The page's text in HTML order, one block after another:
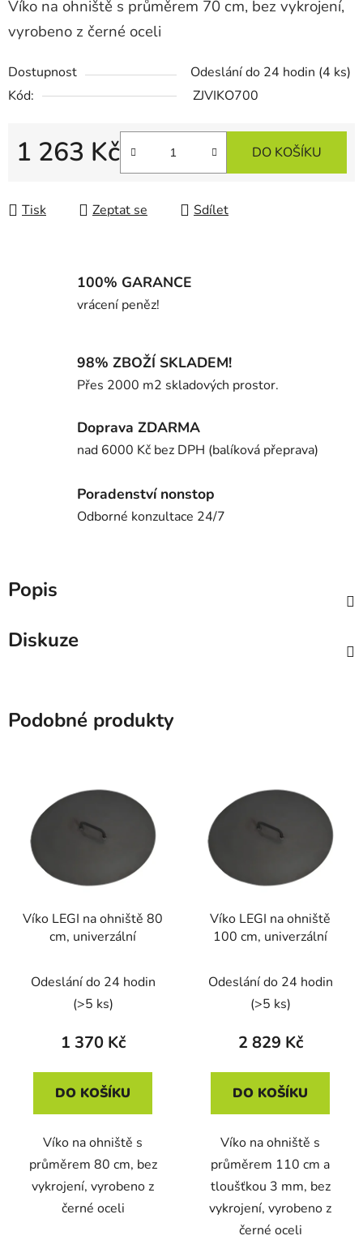
Víko na ohniště s průměrem 70 cm, bez vykrojení,
vyrobeno z černé oceli
Dostupnost Odeslání do 24 hodin (4 ks)
Kód:
ZJVIKO700
1 263 Kč DO KOŠÍKU
Tisk Zeptat se Sdílet
100% GARANCE
vrácení peněz!
98% ZBOŽÍ SKLADEM!
Přes 2000 m2 skladových prostor.
Doprava ZDARMA
nad 6000 Kč bez DPH (balíková přeprava)
Poradenství nonstop
Odborné konzultace 24/7
Popis
Diskuze
Podobné produkty
Víko LEGI na ohniště 80
cm, univerzální
Odeslání do 24 hodin
(>5 ks)
1 370 Kč
DO KOŠÍKU
Víko na ohniště s
průměrem 80 cm, bez
vykrojení, vyrobeno z
černé oceli
Víko LEGI na ohniště
100 cm, univerzální
Odeslání do 24 hodin
(>5 ks)
2 829 Kč
DO KOŠÍKU
Víko na ohniště s
průměrem 110 cm a
tloušťkou 3 mm, bez
vykrojení, vyrobeno z
černé oceli